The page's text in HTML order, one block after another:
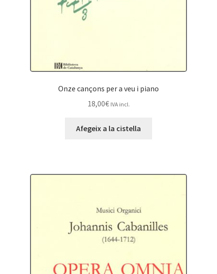
Onze cançons per a veu i piano
18,00€ IVA incl.
Afegeix a la cistella